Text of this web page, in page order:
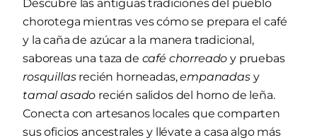
Descubre las antiguas tradiciones del pueblo
chorotega mientras ves cómo se prepara el café
y la caña de azúcar a la manera tradicional,
saboreas una taza de café chorreado y pruebas
rosquillasrecién horneadas,empanadasy
tamal asado recién salidos del horno de leña.
Conecta con artesanos locales que comparten
sus oficios ancestrales y llévate a casa algo más